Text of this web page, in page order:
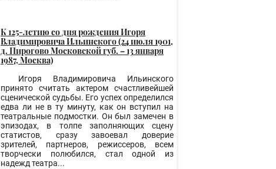
К 125-летию со дня рождения Игоря
Владимировича Ильинского (24 июля 1901,
д. Пирогово Московской губ. – 13 января
1987, Москва)
Игоря Владимировича Ильинского
принято считать актером счастливейшей
сценической судьбы. Его успех определился
едва ли не в ту минуту, как он вступил на
театральные подмостки. Он был замечен в
эпизодах, в толпе заполняющих сцену
статистов, сразу завоевал доверие
зрителей, партнеров, режиссеров, всем
творчески полюбился, стал одной из
надежд театра...